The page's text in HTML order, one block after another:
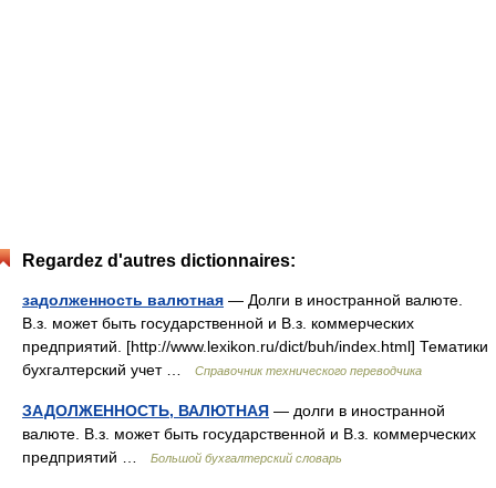
Regardez d'autres dictionnaires:
задолженность валютная — Долги в иностранной валюте.
В.з. может быть государственной и В.з. коммерческих
предприятий. [http://www.lexikon.ru/dict/buh/index.html] Тематики
бухгалтерский учет …
Справочник технического переводчика
ЗАДОЛЖЕННОСТЬ, ВАЛЮТНАЯ — долги в иностранной
валюте. В.з. может быть государственной и В.з. коммерческих
предприятий …
Большой бухгалтерский словарь